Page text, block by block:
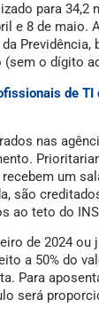
para 34,2
e 8 de maio.
Previdência,
o dígito
de TI
nas
um
são
ao teto do
de 2024 ou
a 50% do
Para
será